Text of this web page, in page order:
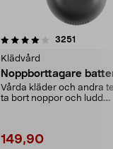
3251
Klädvård
Noppborttagare
Vårda kläder och andra
ta bort noppor och ludd.
149,90
4.5av 5 stjärnor